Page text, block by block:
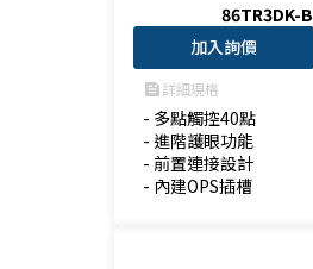
86TR3DK-B
加入詢價
feed詳細規格
- 多點觸控40點
- 進階護眼功能
- 前置連接設計
- 內建OPS插槽